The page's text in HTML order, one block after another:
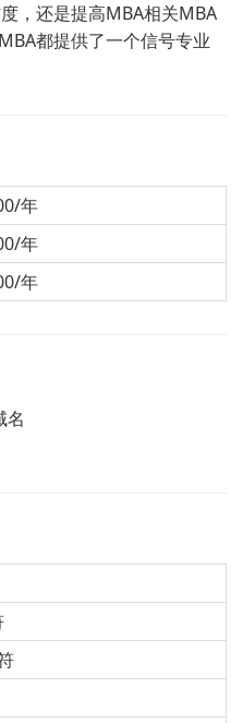
，还是提高MBA相关MBA
都提供了一个信号专业
年
年
年
名